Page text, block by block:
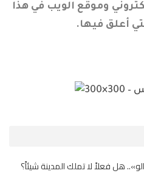
وموقع الويب في هذا
أعلق فيها.
هل فعلاً لا تملك المدينة شيئاً؟